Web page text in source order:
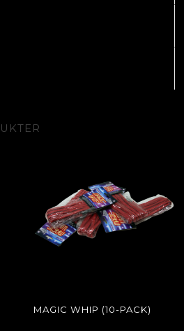
MAGIC WHIP (10-PACK)